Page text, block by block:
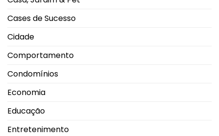
Cases de Sucesso
Cidade
Comportamento
Condomínios
Economia
Educação
Entretenimento